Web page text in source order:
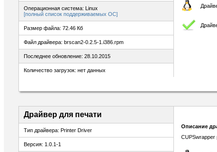
Операционная система: Linux
[полный список поддерживаемых ОС]
Размер файла: 72.46 Кб
Файл драйвера: brscan2-0.2.5-1.i386.rpm
Последнее обновление: 28.10.2015
Количество загрузок: нет данных
Драйвер для печати
Тип драйвера: Printer Driver
Версия: 1.0.1-1
Описание
CUPSwrapper